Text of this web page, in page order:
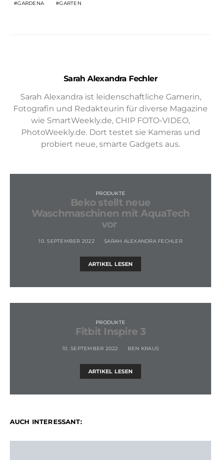
GARDENA GARTEN
Sarah Alexandra Fechler
Sarah Alexandra ist leidenschaftliche Gamerin,
Fotografin und Redakteurin für diverse Magazine
wie SmartWeekly.de, CHIP FOTO-VIDEO,
PhotoWeekly.de. Dort testet sie Kameras und
probiert neue, smarte Gadgets aus.
PRODUKTE
Beko stellt neue
Waschmaschinen mit AquaTech
vor
10. SEPTEMBER 2022 SARAH ALEXANDRA FECHLER
ARTIKEL LESEN
PRODUKTE
Fitbit Inspire 3
10. SEPTEMBER 2022 BEN KRAUS
ARTIKEL LESEN
AUCH INTERESSANT: